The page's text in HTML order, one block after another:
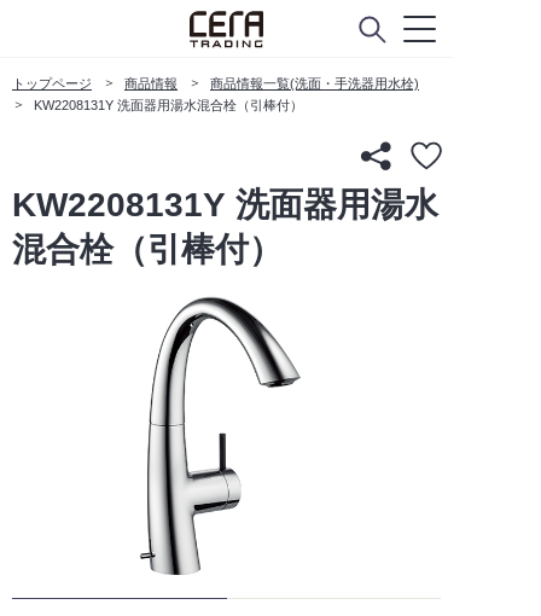
トップページ 商品情報
商品情報一覧(洗面・手洗器用水栓)
KW2208131Y 洗面器用湯水混合栓（引棒付）
KW2208131Y 洗面器用湯水
混合栓（引棒付）